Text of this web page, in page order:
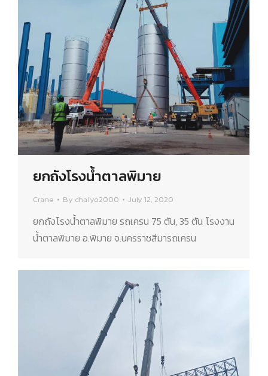
ยกถังโรงน้ำตาลพิมาย
Crane By chaiyo2000 July 12, 2020
ยกถังโรงน้ำตาลพิมาย รถเครน 75 ตัน, 35 ตัน โรงงาน
น้ำตาลพิมาย อ.พิมาย จ.นครราชสีมารถเครน